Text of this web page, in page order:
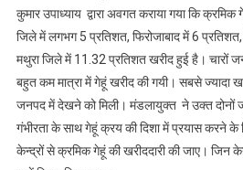
कुमार उपाध्याय द्वारा अवगत कराया गया कि
जिले में लगभग 5 प्रतिशत, फिरोजाबाद में 6
मथुरा जिले में 11.32 प्रतिशत खरीद हुई है। चारों
बहुत कम मात्रा में गेहूं खरीद की गयी। सबसे ज्यादा
जनपद में देखने को मिली। मंडलायुक्त ने उक्त दोनों
गंभीरता के साथ गेहूं क्रय की दिशा में प्रयास करने के
केन्द्रों से क्रमिक गेहूं की खरीददारी की जाए। जिन